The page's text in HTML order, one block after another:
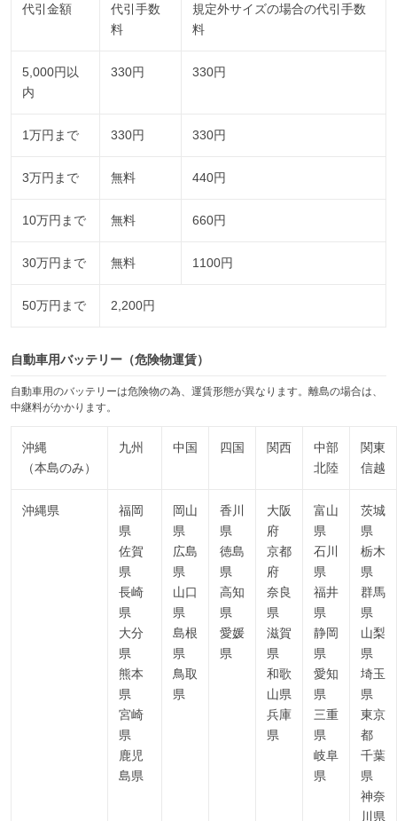
代引金額
代引手数
料
規定外サイズの場合の代引手数
料
5,000円以
内
330円 330円
1万円まで 330円 330円
3万円まで 無料 440円
10万円まで 無料 660円
30万円まで 無料 1100円
50万円まで 2,200円
自動車用バッテリー（危険物運賃）
自動車用のバッテリーは危険物の為、運賃形態が異なります。離島の場合は、
中継料がかかります。
沖縄
（本島のみ）
九州 中国 四国 関西
中部
北陸
関東
信越
沖縄県
福岡
県
佐賀
県
長崎
県
大分
県
熊本
県
宮崎
県
鹿児
島県
岡山
県
広島
県
山口
県
島根
県
鳥取
県
香川
県
徳島
県
高知
県
愛媛
県
大阪
府
京都
府
奈良
県
滋賀
県
和歌
山県
兵庫
県
富山
県
石川
県
福井
県
静岡
県
愛知
県
三重
県
岐阜
県
茨城
県
栃木
県
群馬
県
山梨
県
埼玉
県
東京
都
千葉
県
神奈
川県